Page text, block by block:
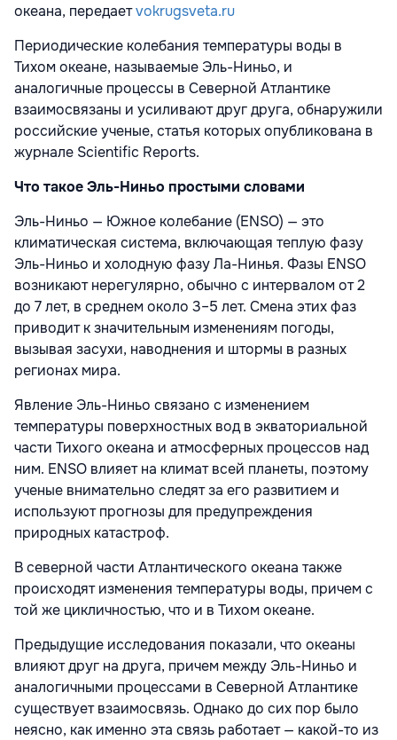
океана, передаетvokrugsveta.ru
Периодические колебания температуры воды в
Тихом океане, называемые Эль-Ниньо, и
аналогичные процессы в Северной Атлантике
взаимосвязаны и усиливают друг друга, обнаружили
российские ученые, статья которых опубликована в
журнале Scientific Reports.
Что такое Эль-Ниньо простыми словами
Эль-Ниньо — Южное колебание (ENSO) — это
климатическая система, включающая теплую фазу
Эль-Ниньо и холодную фазу Ла-Нинья. Фазы ENSO
возникают нерегулярно, обычно с интервалом от 2
до 7 лет, в среднем около 3–5 лет. Смена этих фаз
приводит к значительным изменениям погоды,
вызывая засухи, наводнения и штормы в разных
регионах мира.
Явление Эль-Ниньо связано с изменением
температуры поверхностных вод в экваториальной
части Тихого океана и атмосферных процессов над
ним. ENSO влияет на климат всей планеты, поэтому
ученые внимательно следят за его развитием и
используют прогнозы для предупреждения
природных катастроф.
В северной части Атлантического океана также
происходят изменения температуры воды, причем с
той же цикличностью, что и в Тихом океане.
Предыдущие исследования показали, что океаны
влияют друг на друга, причем между Эль-Ниньо и
аналогичными процессами в Северной Атлантике
существует взаимосвязь. Однако до сих пор было
неясно, как именно эта связь работает — какой-то из